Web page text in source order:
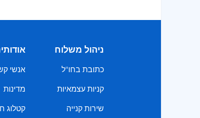
ניהול משלוח
כתובת בחו"ל
קניות עצמאיות
שירות קנייה
אנשי
מדינות
קטלוג